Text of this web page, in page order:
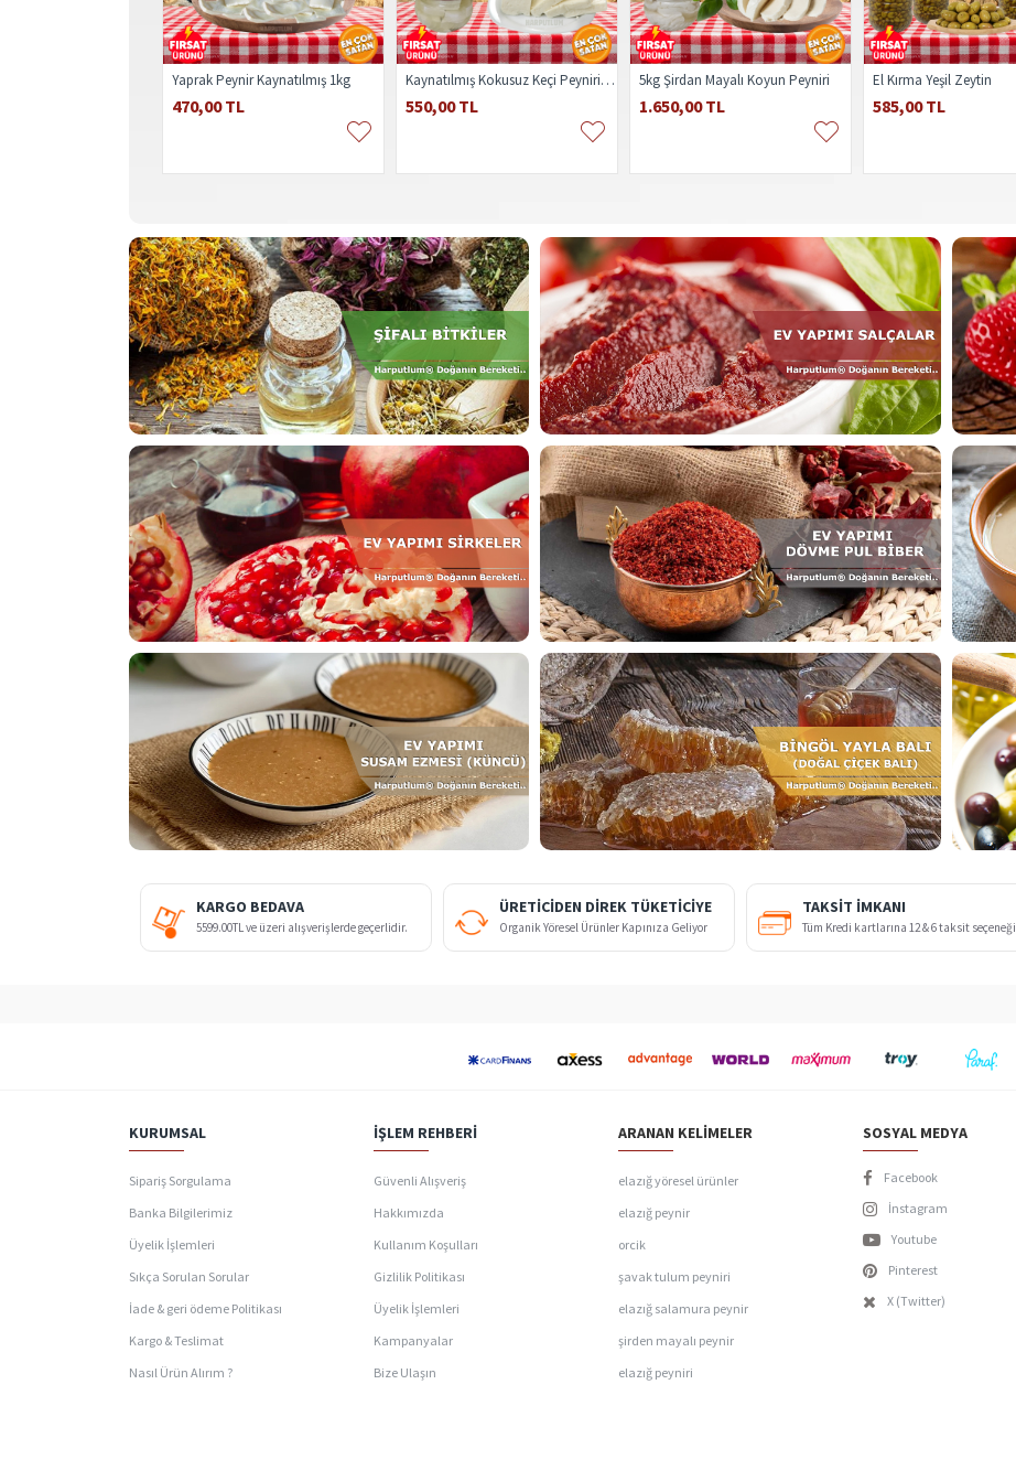
Yaprak Peynir Kaynatılmış 1kg
470,00 TL
Kaynatılmış Kokusuz Keçi Peyniri 1kg
550,00 TL
5kg Şirdan Mayalı Koyun Peyniri
1.650,00 TL
El Kırma Yeşil Zeytin
585,00 TL
KARGO BEDAVA
5599.00TL ve üzeri alışverişlerde geçerlidir.
ÜRETİCİDEN DİREK TÜKETİCİYE
Organik Yöresel Ürünler Kapınıza Geliyor
TAKSIT İMKANI
Tüm Kredi kartlarına 12 & 6 taksit seçeneği
KURUMSAL
Sipariş Sorgulama
Banka Bilgilerimiz
Üyelik İşlemleri
Sıkça Sorulan Sorular
İade & geri ödeme Politikası
Kargo & Teslimat
Nasıl Ürün Alırım ?
İŞLEM REHBERI
Güvenli Alışveriş
Hakkımızda
Kullanım Koşulları
Gizlilik Politikası
Üyelik İşlemleri
Kampanyalar
Bize Ulaşın
ARANAN KELIMELER
elazığ yöresel ürünler
elazığ peynir
orcik
şavak tulum peyniri
elazığ salamura peynir
şirden mayalı peynir
elazığ peyniri
SOSYAL MEDYA
Facebook
İnstagram
Youtube
Pinterest
X (Twitter)